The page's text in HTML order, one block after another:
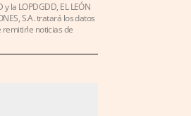
la LOPDGDD, EL LEÓN
S.A. tratará los datos
remitirle noticias de